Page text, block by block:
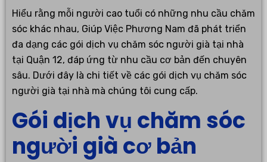
Hiểu rằng mỗi người cao tuổi có những nhu cầu chăm
sóc khác nhau, Giúp Việc Phương Nam đã phát triển
đa dạng các gói dịch vụ chăm sóc người già tại nhà
tại Quận 12, đáp ứng từ nhu cầu cơ bản đến chuyên
sâu. Dưới đây là chi tiết về các gói dịch vụ chăm sóc
người già tại nhà mà chúng tôi cung cấp.
Gói dịch vụ chăm sóc
người già cơ bản